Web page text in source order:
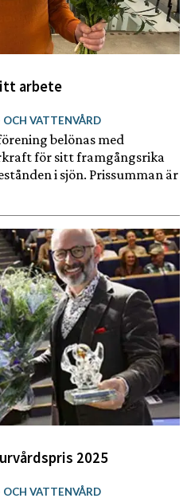
arbete
OCH VATTENVÅRD
belönas med
för sitt framgångsrika
i sjön. Prissumman är
2025
OCH VATTENVÅRD